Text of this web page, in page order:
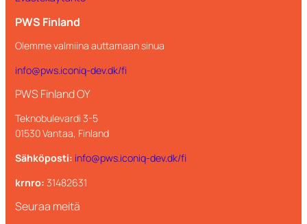
PWS Finland
Olemme valmiina auttamaan sinua
info@pws.iconiq-dev.dk/fi
PWS Finland OY
Teknobulevardi 3-5
01530 Vantaa, Finland
Sähköposti: info@pws.iconiq-dev.dk/fi
krnro: 31482631
Seuraa meitä